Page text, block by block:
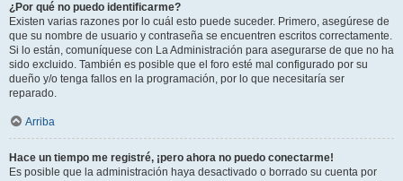
¿Por qué no puedo identificarme?
Existen varias razones por lo cuál esto puede suceder. Primero, asegúrese de
que su nombre de usuario y contraseña se encuentren escritos correctamente.
Si lo están, comuníquese con La Administración para asegurarse de que no ha
sido excluido. También es posible que el foro esté mal configurado por su
dueño y/o tenga fallos en la programación, por lo que necesitaría ser
reparado.
Arriba
Hace un tiempo me registré, ¡pero ahora no puedo conectarme!
Es posible que la administración haya desactivado o borrado su cuenta por